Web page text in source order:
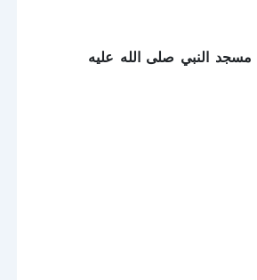
النبي صلى الله عليه